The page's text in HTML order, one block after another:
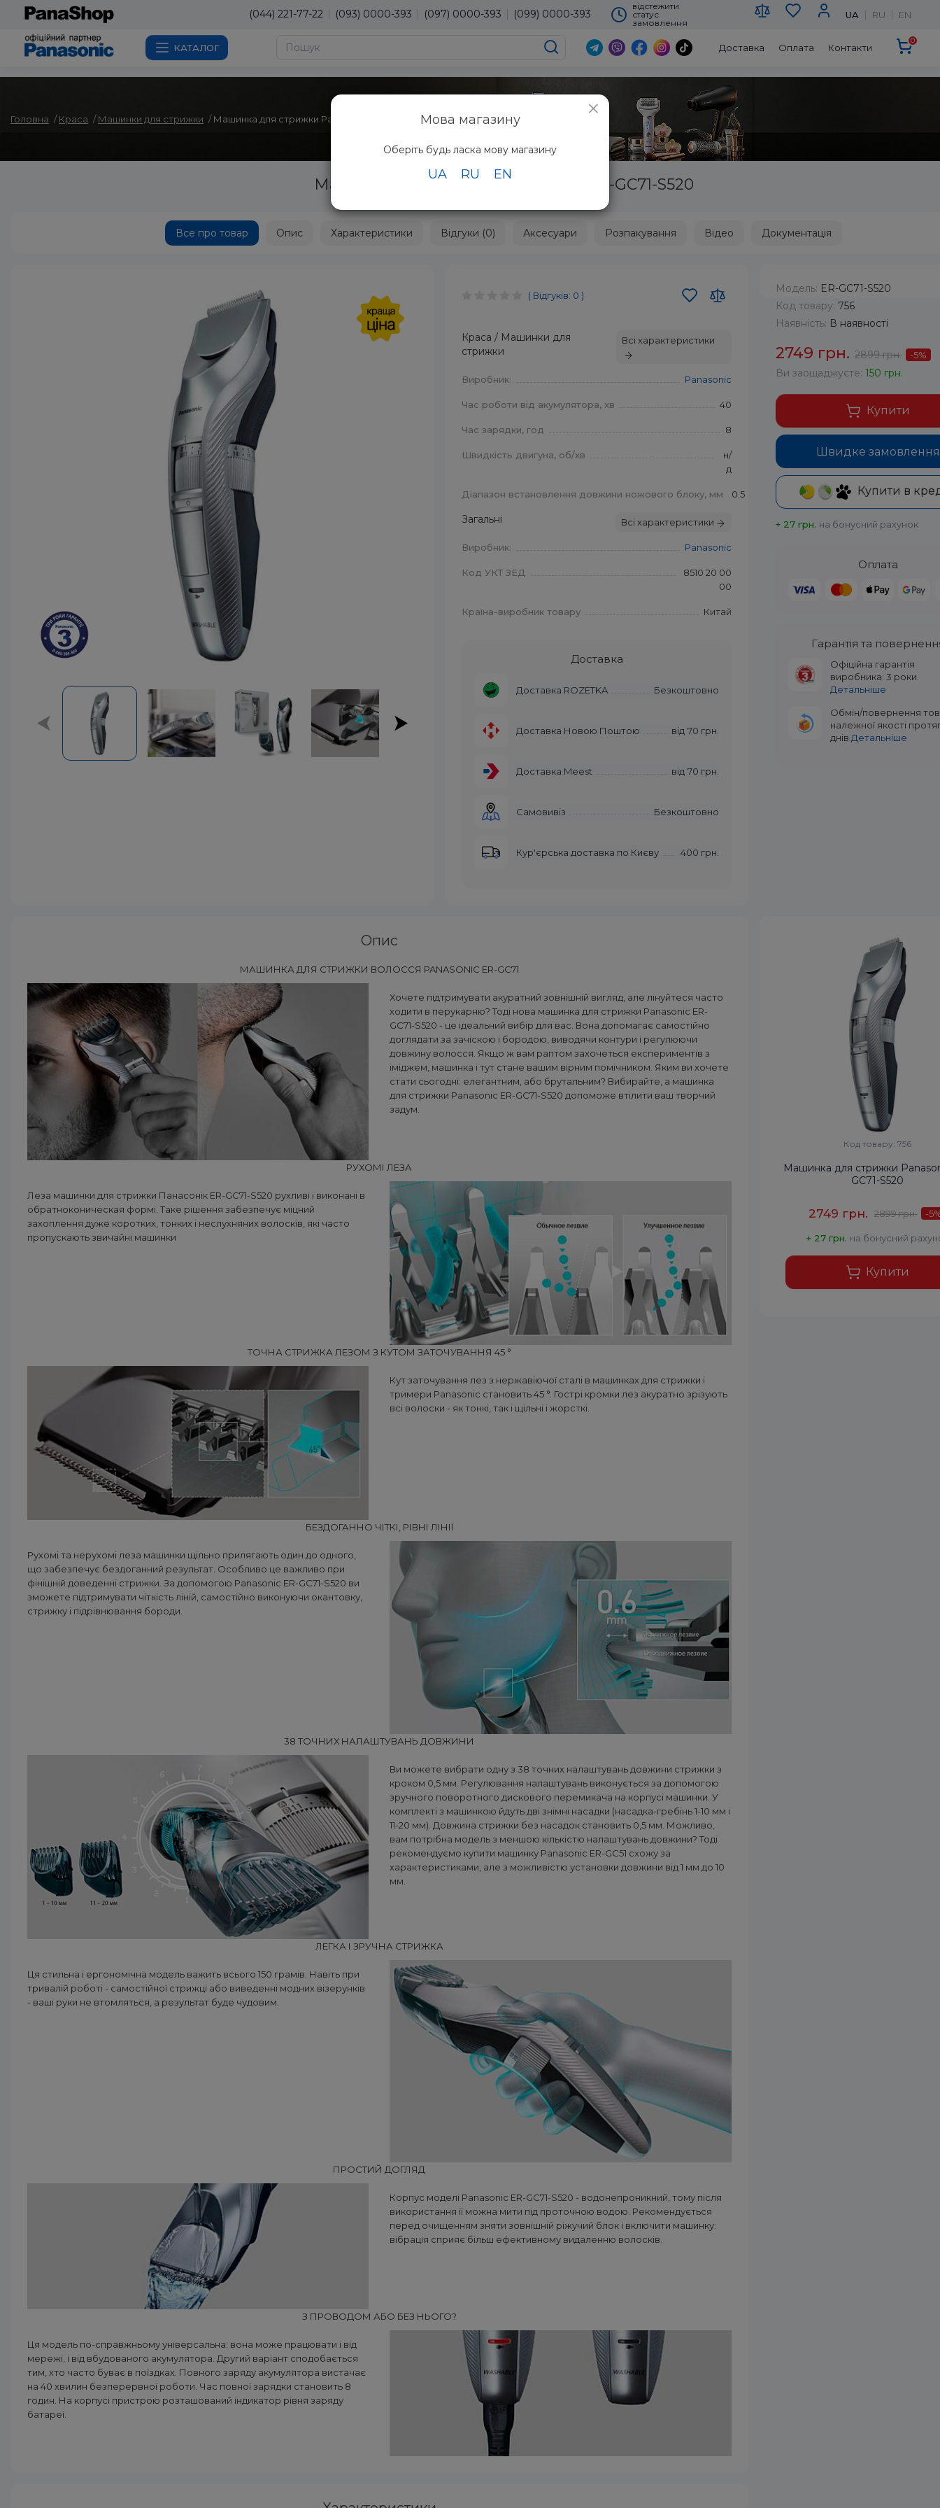
(044) 221-77-22 (093) 0000-393 (097) 0000-393 (099) 0000-393
відстежити
статус
замовлення
UA RU EN
КАТАЛОГ Доставка Оплата Контакти
0
Головна Краса Машинки для стрижки Машинка для стрижки Panasonic ER-GC71-S520 ×
Мова магазину
Оберіть будь ласка мову магазину
UA RU EN
Машинка для стрижки Panasonic ER-GC71-S520
Все про товар Опис Характеристики Відгуки (0) Аксесуари Розпакування Відео Документація
( Відгуків: 0 )
Краса / Машинки для
стрижки
Всі характеристики
Виробник: Panasonic
Час роботи від акумулятора, хв 40
Час зарядки, год 8
Швидкість двигуна, об/хв
н/
д
Діапазон встановлення довжини ножового блоку, мм 0.5
Загальні Всі характеристики
Виробник: Panasonic
Код УКТ ЗЕД
8510 20 00
00
Країна-виробник товару Китай
Доставка
Доставка ROZETKA Безкоштовно
Доставка Новою Поштою від 70 грн.
Доставка Meest від 70 грн.
Самовивіз Безкоштовно
Кур'єрська доставка по Києву 400 грн.
Модель: ER-GC71-S520
Код товару: 756
Наявність: В наявності
2749 грн. 2899 грн. -5%
Ви заощаджуєте: 150 грн.
Швидке замовлення
Купити
Купити в
+ 27 грн. на бонусний рахунок
Оплата
Гарантія та
Офіційна гарантія
виробника: 3 роки.
Детальніше
Обмін/повернення
належної якості
днів. Детальніше
Опис
МАШИНКА ДЛЯ СТРИЖКИ ВОЛОССЯ PANASONIC ER-GC71
Хочете підтримувати акуратний зовнішній вигляд, але лінуйтеся часто
ходити в перукарню? Тоді нова машинка для стрижки Panasonic ER-
GC71-S520 - це ідеальний вибір для вас. Вона допомагає самостійно
доглядати за зачіскою і бородою, виводячи контури і регулюючи
довжину волосся. Якщо ж вам раптом захочеться експериментів з
іміджем, машинка і тут стане вашим вірним помічником. Яким ви хочете
стати сьогодні: елегантним, або брутальним? Вибирайте, а машинка
для стрижки Panasonic ER-GC71-S520 допоможе втілити ваш творчий
задум.
РУХОМІ ЛЕЗА
Леза машинки для стрижки Панасонік ER-GC71-S520 рухливі і виконані в
обратноконическая формі. Таке рішення забезпечує міцний
захоплення дуже коротких, тонких і неслухняних волосків, які часто
пропускають звичайні машинки
ТОЧНА СТРИЖКА ЛЕЗОМ З КУТОМ ЗАТОЧУВАННЯ 45 °
Кут заточування лез з нержавіючої сталі в машинках для стрижки і
тримери Panasonic становить 45 °. Гострі кромки лез акуратно зрізують
всі волоски - як тонкі, так і щільні і жорсткі.
БЕЗДОГАННО ЧІТКІ, РІВНІ ЛІНІЇ
Рухомі та нерухомі леза машинки щільно прилягають один до одного,
що забезпечує бездоганний результат. Особливо це важливо при
фінішній доведенні стрижки. За допомогою Panasonic ER-GC71-S520 ви
зможете підтримувати чіткість ліній, самостійно виконуючи окантовку,
стрижку і підрівнювання бороди.
38 ТОЧНИХ НАЛАШТУВАНЬ ДОВЖИНИ
Ви можете вибрати одну з 38 точних налаштувань довжини стрижки з
кроком 0,5 мм. Регулювання налаштувань виконується за допомогою
зручного поворотного дискового перемикача на корпусі машинки. У
комплекті з машинкою йдуть дві знімні насадки (насадка-гребінь 1-10 мм і
11-20 мм). Довжина стрижки без насадок становить 0,5 мм. Можливо,
вам потрібна модель з меншою кількістю налаштувань довжини? Тоді
рекомендуємо купити машинку Panasonic ER-GC51 схожу за
характеристиками, але з можливістю установки довжини від 1 мм до 10
мм.
ЛЕГКА І ЗРУЧНА СТРИЖКА
Ця стильна і ергономічна модель важить всього 150 грамів. Навіть при
тривалій роботі - самостійної стрижці або виведенні модних візерунків
- ваші руки не втомляться, а результат буде чудовим.
ПРОСТИЙ ДОГЛЯД
Корпус моделі Panasonic ER-GC71-S520 - водонепроникний, тому після
використання її можна мити під проточною водою. Рекомендується
перед очищенням зняти зовнішній ріжучий блок і включити машинку:
вібрація сприяє більш ефективному видаленню волосків.
З ПРОВОДОМ АБО БЕЗ НЬОГО?
Ця модель по-справжньому універсальна: вона може працювати і від
мережі, і від вбудованого акумулятора. Другий варіант сподобається
тим, хто часто буває в поїздках. Повного заряду акумулятора вистачає
на 40 хвилин безперервної роботи. Час повної зарядки становить 8
годин. На корпусі пристрою розташований індикатор рівня заряду
батареї.
Код товару: 756
Машинка для стрижки
GC71-S520
2749 грн. 2899 грн. -5
+ 27 грн. на бонусний
Купити